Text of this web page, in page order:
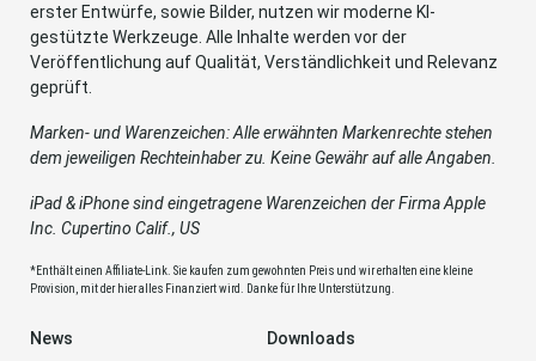
erster Entwürfe, sowie Bilder, nutzen wir moderne KI-
gestützte Werkzeuge. Alle Inhalte werden vor der
Veröffentlichung auf Qualität, Verständlichkeit und Relevanz
geprüft.
Marken- und Warenzeichen: Alle erwähnten Markenrechte stehen
dem jeweiligen Rechteinhaber zu. Keine Gewähr auf alle Angaben.
iPad & iPhone sind eingetragene Warenzeichen der Firma Apple
Inc. Cupertino Calif., US
*Enthält einen Affiliate-Link. Sie kaufen zum gewohnten Preis und wir erhalten eine kleine
Provision, mit der hier alles Finanziert wird. Danke für Ihre Unterstützung.
News
Downloads